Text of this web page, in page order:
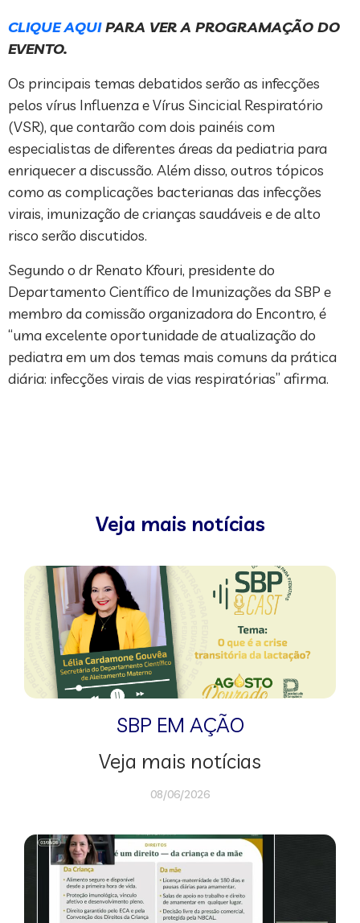
CLIQUE AQUIPARA VER A PROGRAMAÇÃO DO
EVENTO.
Os principais temas debatidos serão as infecções
pelos vírus Influenza e Vírus Sincicial Respiratório
(VSR), que contarão com dois painéis com
especialistas de diferentes áreas da pediatria para
enriquecer a discussão. Além disso, outros tópicos
como as complicações bacterianas das infecções
virais, imunização de crianças saudáveis e de alto
risco serão discutidos.
Segundo o dr Renato Kfouri, presidente do
Departamento Científico de Imunizações da SBP e
membro da comissão organizadora do Encontro, é
“uma excelente oportunidade de atualização do
pediatra em um dos temas mais comuns da prática
diária: infecções virais de vias respiratórias” afirma.
Veja mais notícias
SBP EM AÇÃO
Veja mais notícias
08/06/2026